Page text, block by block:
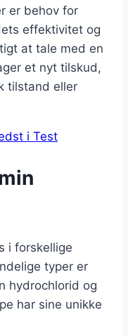
er behov for
effektivitet og
at tale med en
et nyt tilskud,
tilstand eller
i Test
i forskellige
typer er
hydrochlorid og
har sine unikke